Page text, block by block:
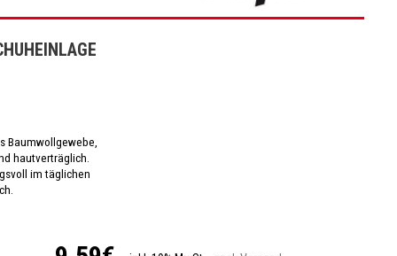
Baumwollgewebe,
hautverträglich.
im täglichen